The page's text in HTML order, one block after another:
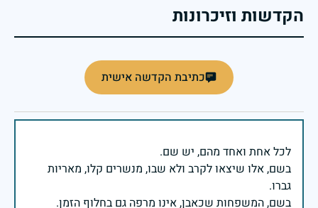
הקדשות וזיכרונות
כתיבת הקדשה אישית
בשם, אלו שיצאו לקרב ולא שבו, מנשרים קלו, מאריות